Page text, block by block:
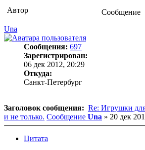
Автор
Сообщение
Una
Сообщения: 697
Зарегистрирован:
06 дек 2012, 20:29
Откуда:
Санкт-Петербург
Заголовок сообщения: Re: Игрушки
и не только. Сообщение Una » 20 дек
Цитата